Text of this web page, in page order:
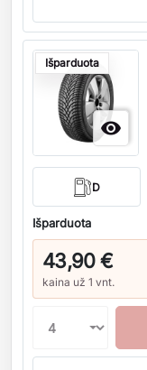
Išparduota

D
Išparduota
43,90 €
kaina už 1 vnt.
Kiekis